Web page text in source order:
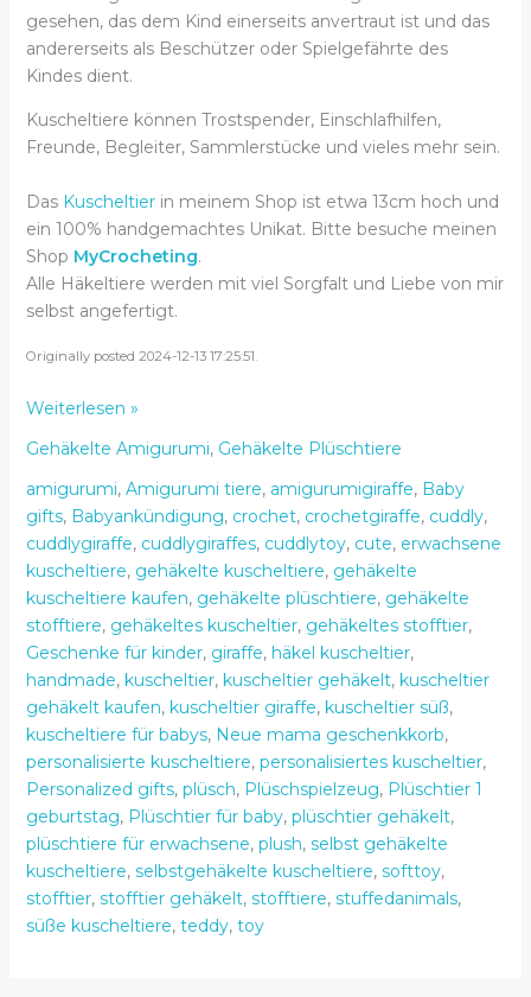
gesehen, das dem Kind einerseits anvertraut ist und das
andererseits als Beschützer oder Spielgefährte des
Kindes dient.
Kuscheltiere können Trostspender, Einschlafhilfen,
Freunde, Begleiter, Sammlerstücke und vieles mehr sein.
Das Kuscheltierin meinem Shop ist etwa 13cm hoch und
ein 100% handgemachtes Unikat. Bitte besuche meinen
Shop MyCrocheting.
Alle Häkeltiere werden mit viel Sorgfalt und Liebe von mir
selbst angefertigt.
Originally posted 2024-12-13 17:25:51.
Kuscheltier
faszinierend
schön
–
MyCrocheting
Weiterlesen »
Gehäkelte Amigurumi, Gehäkelte Plüschtiere
amigurumi, Amigurumi tiere, amigurumigiraffe, Baby
gifts, Babyankündigung, crochet, crochetgiraffe, cuddly,
cuddlygiraffe, cuddlygiraffes, cuddlytoy, cute, erwachsene
kuscheltiere, gehäkelte kuscheltiere, gehäkelte
kuscheltiere kaufen, gehäkelte plüschtiere, gehäkelte
stofftiere, gehäkeltes kuscheltier, gehäkeltes stofftier,
Geschenke für kinder, giraffe, häkel kuscheltier,
handmade, kuscheltier, kuscheltier gehäkelt, kuscheltier
gehäkelt kaufen, kuscheltier giraffe, kuscheltier süß,
kuscheltiere für babys, Neue mama geschenkkorb,
personalisierte kuscheltiere, personalisiertes kuscheltier,
Personalized gifts, plüsch, Plüschspielzeug, Plüschtier 1
geburtstag, Plüschtier für baby, plüschtier gehäkelt,
plüschtiere für erwachsene, plush, selbst gehäkelte
kuscheltiere, selbstgehäkelte kuscheltiere, softtoy,
stofftier, stofftier gehäkelt, stofftiere, stuffedanimals,
süße kuscheltiere, teddy, toy